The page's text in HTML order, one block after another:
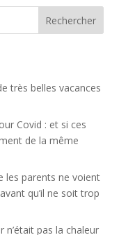
Rechercher
très belles vacances
Covid : et si ces
de la même
les parents ne voient
qu’il ne soit trop
n’était pas la chaleur